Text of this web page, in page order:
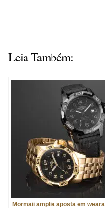
Leia Também:
Mormaii amplia aposta em